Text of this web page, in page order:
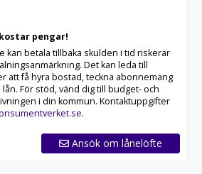
försvinner våra bilar snabbt! Ring
din bil: 013-480 22 00 . Vi
finansiering och 14 dagars
tester här:
pengar!
kan betala tillbaka skulden i tid riskerar
Det kan leda till
att få hyra bostad, teckna abonnemang
lån. För stöd, vänd dig till budget- och
i din kommun. Kontaktuppgifter
.
Ansök om lånelöfte